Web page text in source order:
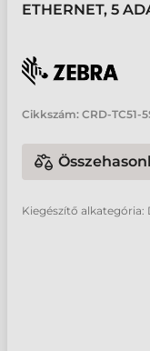
ETHERNET, 5
Cikkszám: CRD-TC51-
Kiegészítő alkategória: